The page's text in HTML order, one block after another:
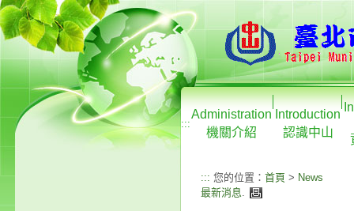
:::
Administration
機關介紹
Introduction
認識中山
::: 您的位置： 首頁 > News
最新消息.